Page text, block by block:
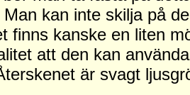
kan inte skilja på
finns kanske en liten
att den kan
är svagt